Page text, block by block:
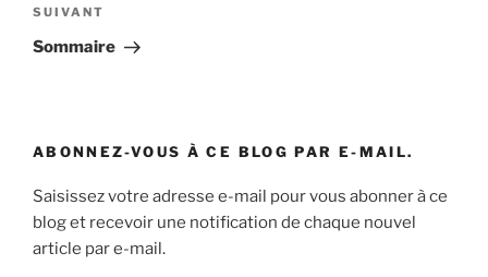
Article
suivant
SUIVANT
Sommaire
ABONNEZ-VOUS À CE BLOG PAR E-MAIL.
Saisissez votre adresse e-mail pour vous abonner à ce
blog et recevoir une notification de chaque nouvel
article par e-mail.